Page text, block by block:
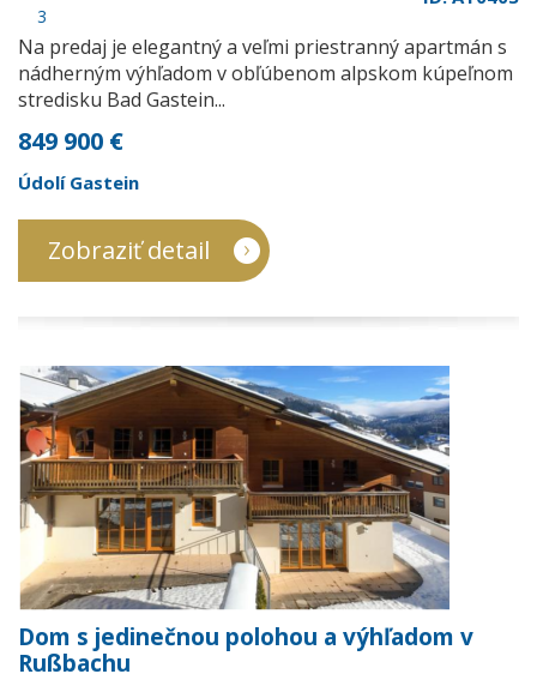
3
Na predaj je elegantný a veľmi priestranný apartmán s
nádherným výhľadom v obľúbenom alpskom kúpeľnom
stredisku Bad Gastein...
849 900 €
Údolí Gastein
Zobraziť detail
Dom s jedinečnou polohou a výhľadom v
Rußbachu